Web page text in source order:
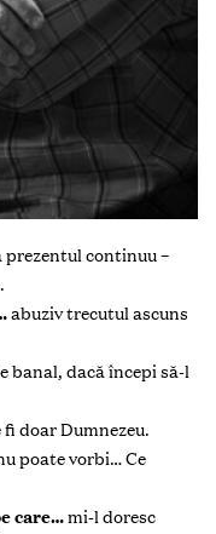
prezentul continuu –
abuziv trecutul ascuns
banal, dacă începi să-l
doar Dumnezeu.
poate vorbi… Ce
care…mi-l doresc